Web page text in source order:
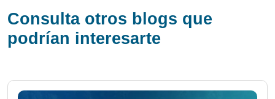
Consulta otros blogs que
podrían interesarte